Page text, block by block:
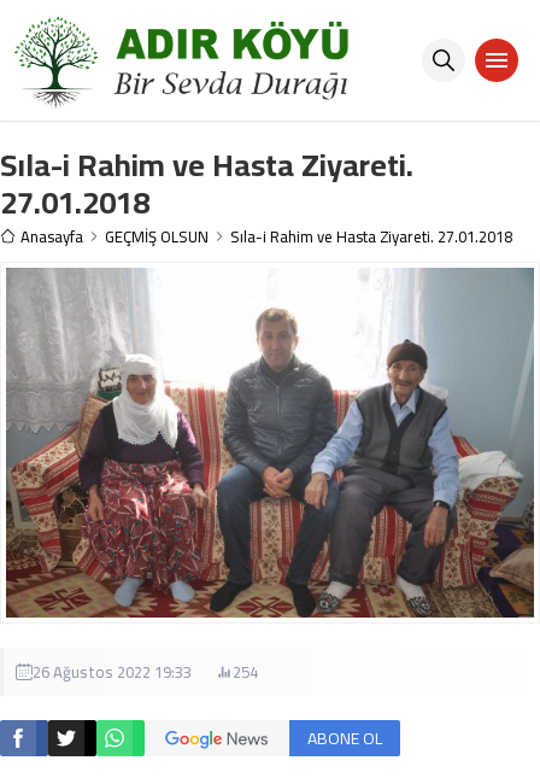
Sıla-i Rahim ve Hasta Ziyareti.
27.01.2018
Anasayfa GEÇMİŞ OLSUN Sıla-i Rahim ve Hasta Ziyareti. 27.01.2018
26 Ağustos 2022 19:33 254
ABONE OL